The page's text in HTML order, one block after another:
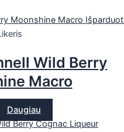
Wild Berry
Macro
Daugiau